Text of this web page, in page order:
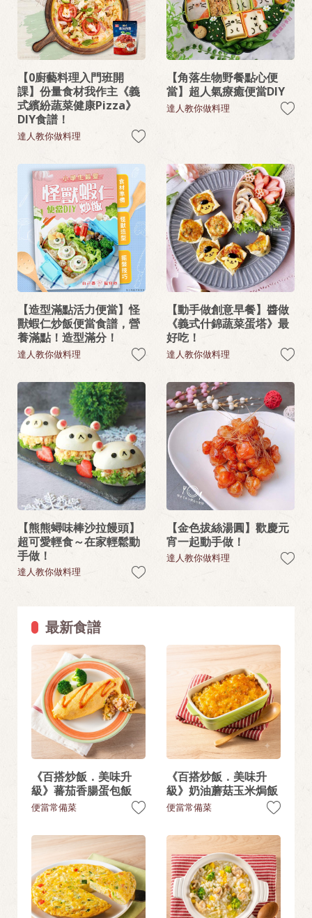
【0廚藝料理入門班開
課】份量食材我作主《義
式繽紛蔬菜健康Pizza》
DIY食譜！
達人教你做料理
【角落生物野餐點心便
當】超人氣療癒便當DIY
達人教你做料理
【造型滿點活力便當】怪
獸蝦仁炒飯便當食譜，營
養滿點！造型滿分！
達人教你做料理
【動手做創意早餐】醬做
《義式什錦蔬菜蛋塔》最
好吃！
達人教你做料理
【熊熊蟳味棒沙拉饅頭】
超可愛輕食～在家輕鬆動
手做！
達人教你做料理
【金色拔絲湯圓】歡慶元
宵一起動手做！
達人教你做料理
最新食譜
《百搭炒飯．美味升
級》蕃茄香腸蛋包飯
便當常備菜
《百搭炒飯．美味升
級》奶油蘑菇玉米焗飯
便當常備菜